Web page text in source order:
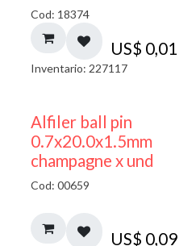
Cod: 18374
US$ 0,01
Inventario: 227117
Alfiler ball pin
0.7x20.0x1.5mm
champagne x und
Cod: 00659
US$ 0,09